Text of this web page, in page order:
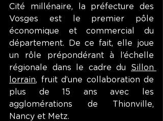
Cité millénaire, la préfecture des
Vosges est le premier pôle
économique et commercial du
département. De ce fait, elle joue
un rôle prépondérant à l’échelle
régionale dans le cadre du Sillon
lorrain, fruit d’une collaboration de
plus de 15 ans avec les
agglomérations de Thionville,
Nancy et Metz.